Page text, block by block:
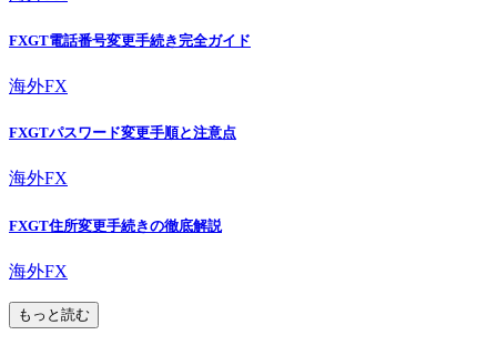
FXGT電話番号変更手続き完全ガイド
海外FX
FXGTパスワード変更手順と注意点
海外FX
FXGT住所変更手続きの徹底解説
海外FX
もっと読む